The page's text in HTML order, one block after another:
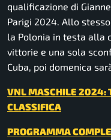
qualificazione di
Parigi 2024. Allo
la Polonia in testa alla
vittorie e una sola
Cuba, poi domenica
VNL MASCHILE 2024:
CLASSIFICA
PROGRAMMA